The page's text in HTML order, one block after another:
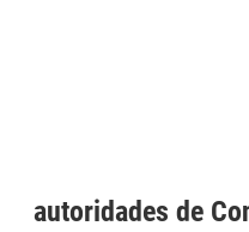
autoridades de